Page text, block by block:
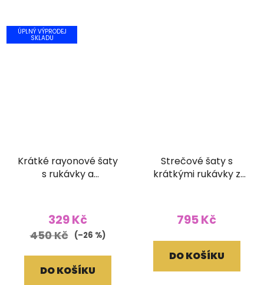
ÚPLNÝ VÝPRODEJ
SKLADU
Krátké rayonové šaty
s rukávky a
hodnocení
produktu
5,0
z
329 Kč
450 Kč (–26 %)
DO KOŠÍKU
Strečové šaty s
krátkými rukávky z
795 Kč
DO KOŠÍKU